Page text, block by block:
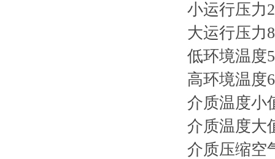
小运行压力
大运行压力
低环境温度
高环境温度
介质温度小
介质温度大
介质压缩空